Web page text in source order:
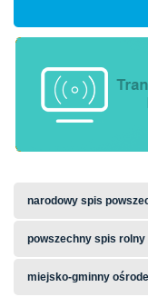
narodowy spis
powszechny spis rolny
miejsko-gminny